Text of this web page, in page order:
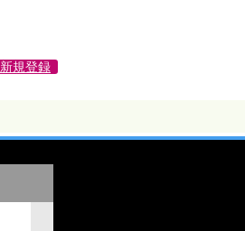
新規登録